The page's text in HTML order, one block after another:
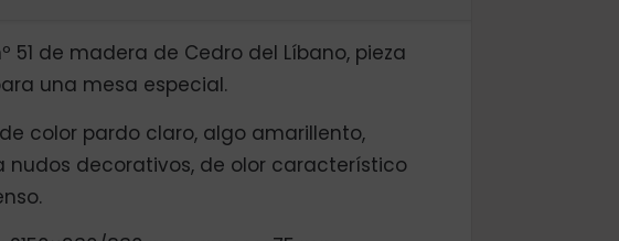
51 de madera de Cedro del Líbano, pieza
una mesa especial.
color pardo claro, algo amarillento,
nudos decorativos, de olor característico